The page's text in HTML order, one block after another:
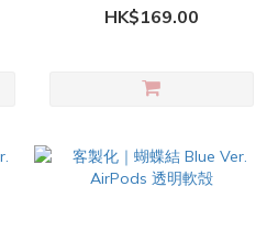
HK$169.00